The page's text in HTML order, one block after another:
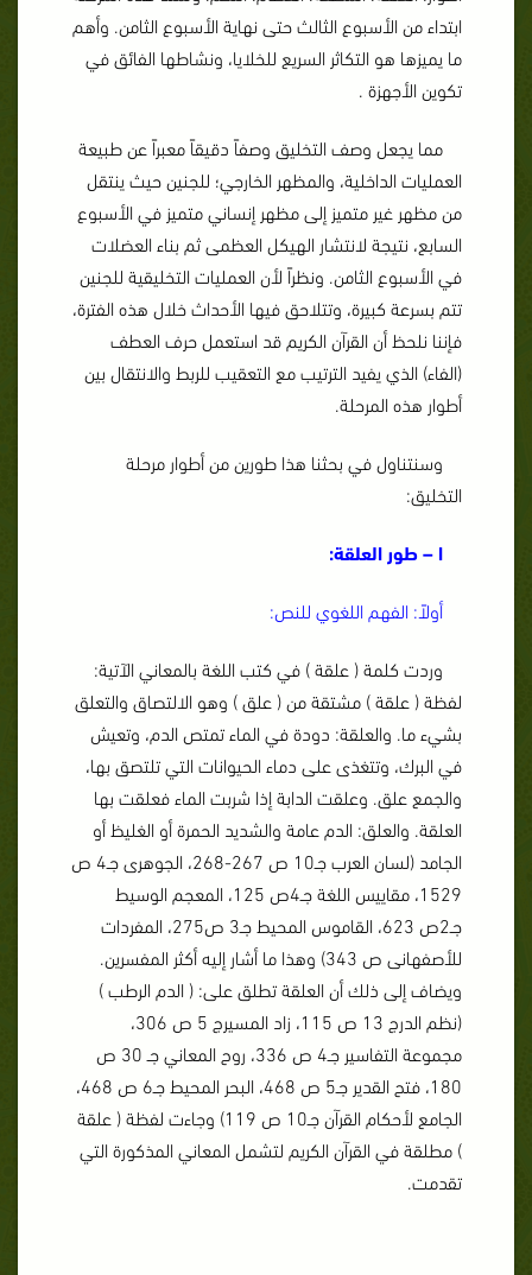
ابتداء من الأسبوع الثالث حتى نهاية الأسبوع الثامن. وأهم
ما يميزها هو التكاثر السريع للخلايا، ونشاطها الفائق في
تكوين الأجهزة .
مما يجعل وصف التخليق وصفاً دقيقاً معبراً عن طبيعة
العمليات الداخلية، والمظهر الخارجي؛ للجنين حيث ينتقل
من مظهر غير متميز إلى مظهر إنساني متميز في الأسبوع
السابع، نتيجة لانتشار الهيكل العظمى ثم بناء العضلات
في الأسبوع الثامن. ونظراً لأن العمليات التخليقية للجنين
تتم بسرعة كبيرة، وتتلاحق فيها الأحداث خلال هذه الفترة،
فإننا نلحظ أن القرآن الكريم قد استعمل حرف العطف
(الفاء) الذي يفيد الترتيب مع التعقيب للربط والانتقال بين
أطوار هذه المرحلة.
وسنتناول في بحثنا هذا طورين من أطوار مرحلة
التخليق:
ا – طور العلقة:
أولاً: الفهم اللغوي للنص:
وردت كلمة ( علقة ) في كتب اللغة بالمعاني الآتية:
لفظة ( علقة ) مشتقة من ( علق ) وهو الالتصاق والتعلق
بشيء ما. والعلقة: دودة في الماء تمتص الدم، وتعيش
في البرك، وتتغذى على دماء الحيوانات التي تلتصق بها،
والجمع علق. وعلقت الدابة إذا شربت الماء فعلقت بها
العلقة. والعلق: الدم عامة والشديد الحمرة أو الغليظ أو
الجامد (لسان العرب جـ10 ص 267-268، الجوهرى جـ4 ص
1529، مقاييس اللغة جـ4ص 125، المعجم الوسيط
جـ2ص 623، القاموس المحيط جـ3 ص275، المفردات
للأصفهانى ص 343) وهذا ما أشار إليه أكثر المفسرين.
ويضاف إلى ذلك أن العلقة تطلق على: ( الدم الرطب )
(نظم الدرج 13 ص 115، زاد المسيرج 5 ص 306،
مجموعة التفاسير جـ4 ص 336، روح المعاني جـ 30 ص
180، فتح القدير جـ5 ص 468، البحر المحيط جـ6 ص 468،
الجامع لأحكام القرآن جـ10 ص 119) وجاءت لفظة ( علقة
) مطلقة في القرآن الكريم لتشمل المعاني المذكورة التي
تقدمت.